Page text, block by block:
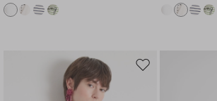
Sposta